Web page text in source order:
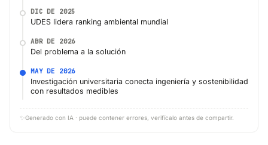
DIC DE 2025
UDES lidera ranking ambiental mundial
ABR DE 2026
Del problema a la solución
MAY DE 2026
Investigación universitaria conecta ingeniería y sostenibilidad
con resultados medibles
✨ Generado con IA · puede contener errores, verifícalo antes de compartir.